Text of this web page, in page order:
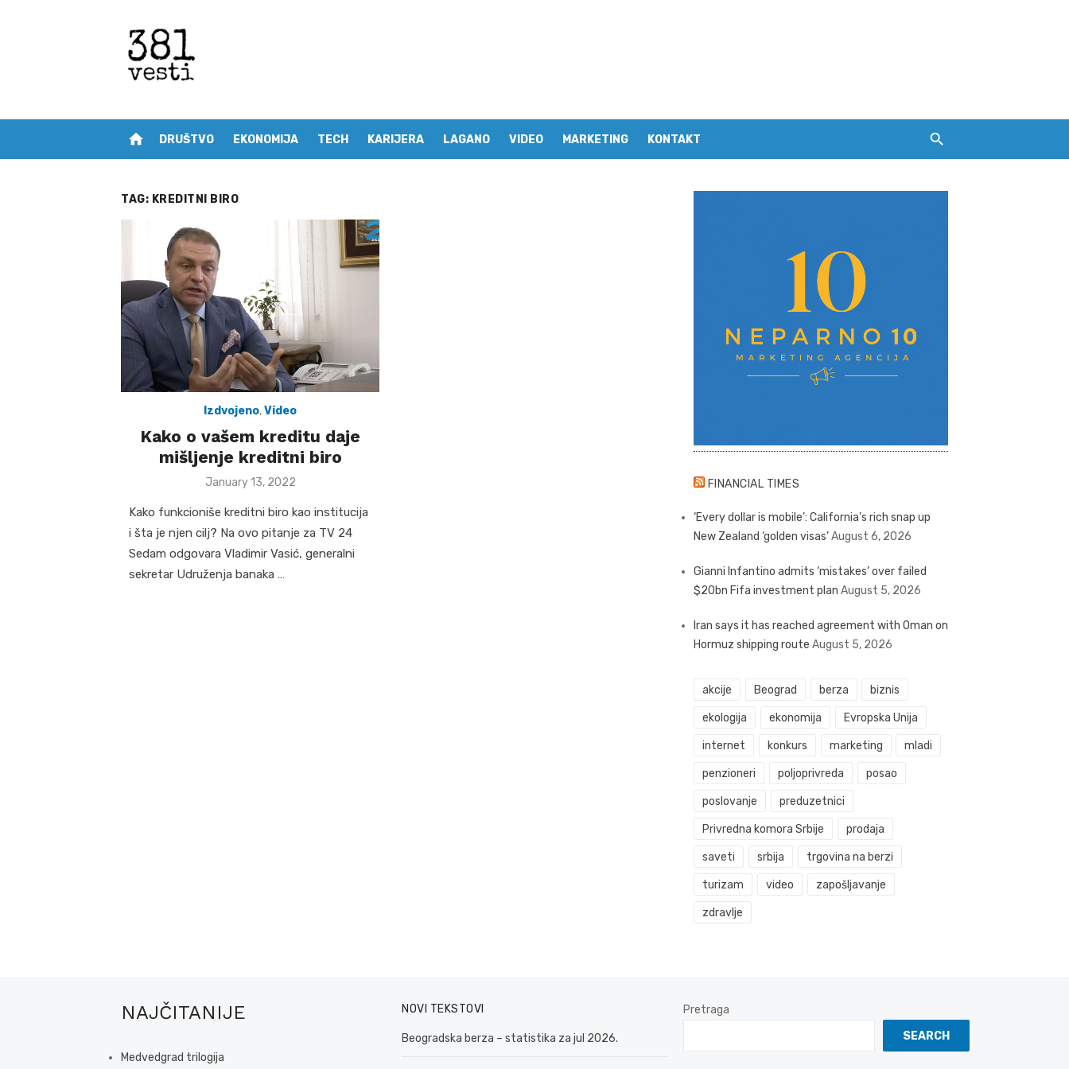
home DRUŠTVO EKONOMIJA TECH KARIJERA LAGANO VIDEO MARKETING KONTAKT
TAG: KREDITNI BIRO
Izdvojeno,Video
Kako o vašem kreditu daje
mišljenje kreditni biro
Posted
January 13, 2022
Kako funkcioniše kreditni biro kao institucija
i šta je njen cilj? Na ovo pitanje za TV 24
Sedam odgovara Vladimir Vasić, generalni
sekretar Udruženja banaka …
FINANCIAL TIMES
‘Every dollar is mobile’: California’s rich snap up
New Zealand ‘golden visas’August 6, 2026
Gianni Infantino admits ‘mistakes’ over failed
$20bn Fifa investment plan August 5, 2026
Iran says it has reached agreement with Oman on
Hormuz shipping route August 5, 2026
akcije Beograd berza biznis
ekologija ekonomija Evropska Unija
internet konkurs marketing mladi
penzioneri poljoprivreda posao
poslovanje preduzetnici
Privredna komora Srbije prodaja
saveti srbija trgovina na berzi
turizam video zapošljavanje
zdravlje
NAJČITANIJE
Medvedgrad trilogija
NOVI TEKSTOVI
Beogradska berza – statistika za jul 2026.
Pretraga
SEARCH